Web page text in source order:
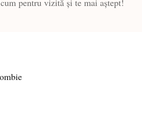
pentru vizită și te mai aștept!